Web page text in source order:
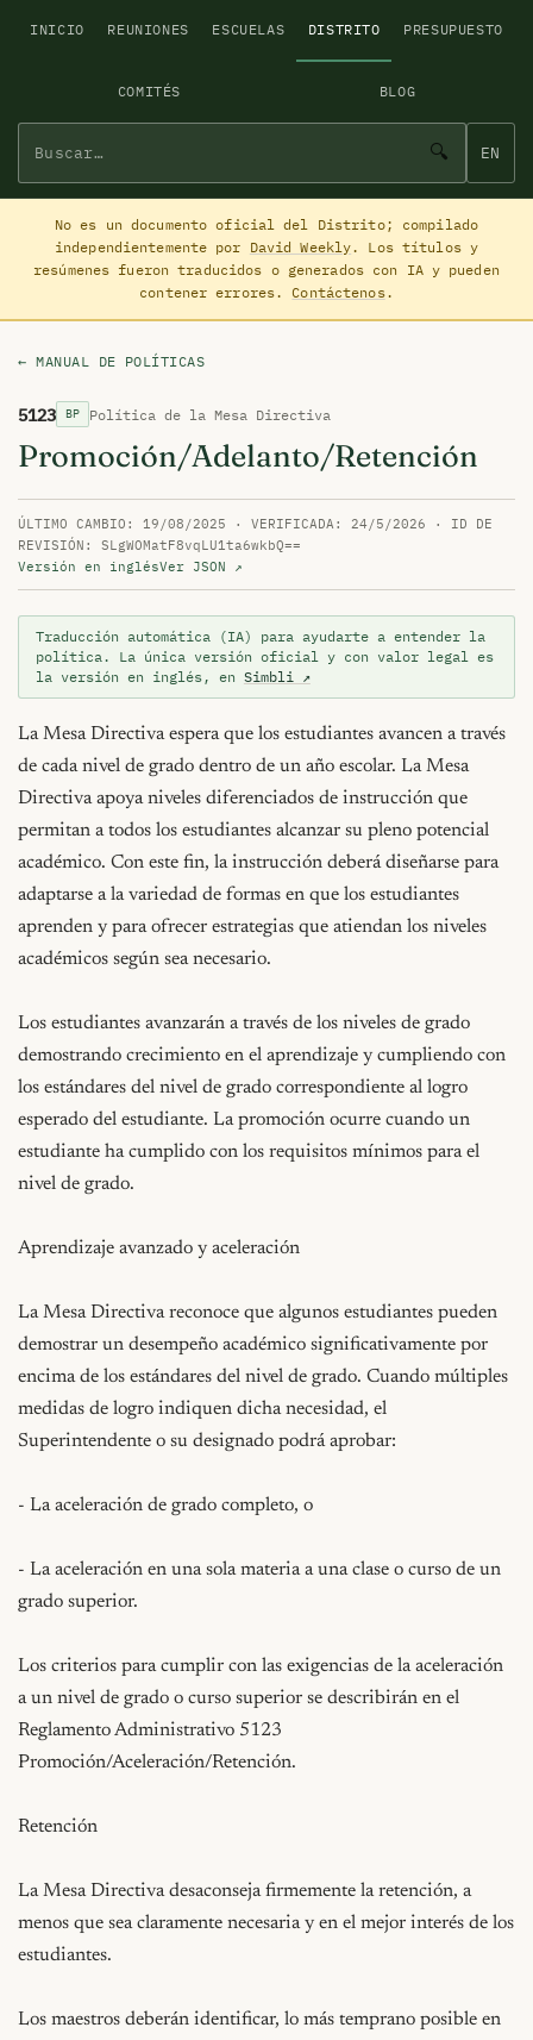
INICIO REUNIONES ESCUELAS DISTRITO PRESUPUESTO
COMITÉS BLOG
🔍 EN
No es un documento oficial del Distrito; compilado
independientemente por David Weekly. Los títulos y
resúmenes fueron traducidos o generados con IA y pueden
contener errores. Contáctenos.
← MANUAL DE POLÍTICAS
5123 BP Política de la Mesa Directiva
Promoción/Adelanto/Retención
ÚLTIMO CAMBIO: 19/08/2025 · VERIFICADA: 24/5/2026 · ID DE
REVISIÓN: SLgWOMatF8vqLU1ta6wkbQ==
Versión en inglésVer JSON ↗
Traducción automática (IA) para ayudarte a entender la
política. La única versión oficial y con valor legal es
la versión en inglés, en Simbli ↗
La Mesa Directiva espera que los estudiantes avancen a través
de cada nivel de grado dentro de un año escolar. La Mesa
Directiva apoya niveles diferenciados de instrucción que
permitan a todos los estudiantes alcanzar su pleno potencial
académico. Con este fin, la instrucción deberá diseñarse para
adaptarse a la variedad de formas en que los estudiantes
aprenden y para ofrecer estrategias que atiendan los niveles
académicos según sea necesario.
Los estudiantes avanzarán a través de los niveles de grado
demostrando crecimiento en el aprendizaje y cumpliendo con
los estándares del nivel de grado correspondiente al logro
esperado del estudiante. La promoción ocurre cuando un
estudiante ha cumplido con los requisitos mínimos para el
nivel de grado.
Aprendizaje avanzado y aceleración
La Mesa Directiva reconoce que algunos estudiantes pueden
demostrar un desempeño académico significativamente por
encima de los estándares del nivel de grado. Cuando múltiples
medidas de logro indiquen dicha necesidad, el
Superintendente o su designado podrá aprobar:
- La aceleración de grado completo, o
- La aceleración en una sola materia a una clase o curso de un
grado superior.
Los criterios para cumplir con las exigencias de la aceleración
a un nivel de grado o curso superior se describirán en el
Reglamento Administrativo 5123
Promoción/Aceleración/Retención.
Retención
La Mesa Directiva desaconseja firmemente la retención, a
menos que sea claramente necesaria y en el mejor interés de los
estudiantes.
Los maestros deberán identificar, lo más temprano posible en